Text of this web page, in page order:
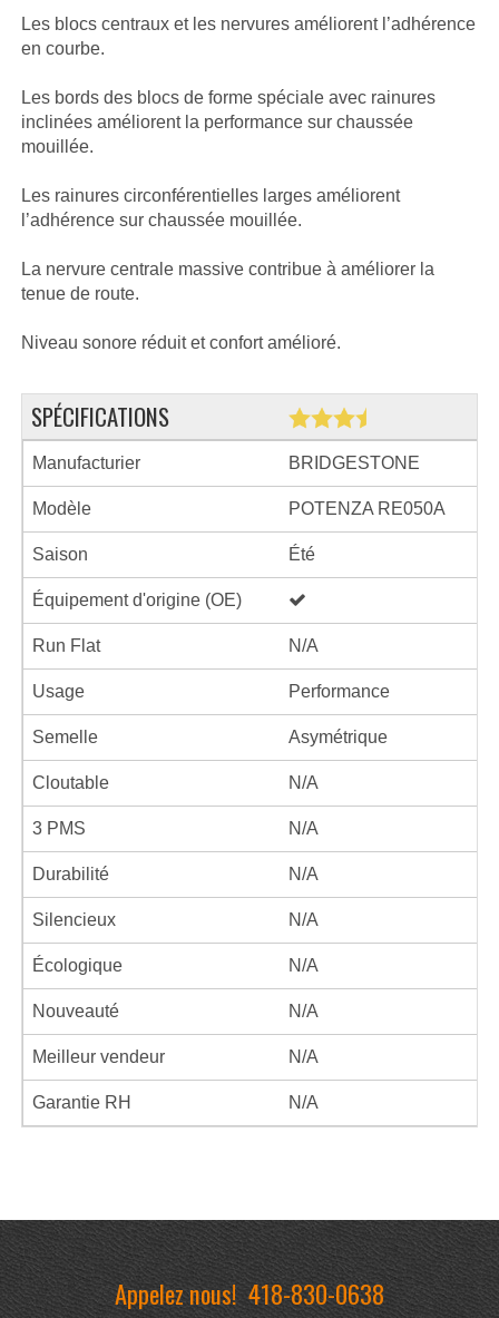
Les blocs centraux et les nervures améliorent l’adhérence
en courbe.
Les bords des blocs de forme spéciale avec rainures
inclinées améliorent la performance sur chaussée
mouillée.
Les rainures circonférentielles larges améliorent
l’adhérence sur chaussée mouillée.
La nervure centrale massive contribue à améliorer la
tenue de route.
Niveau sonore réduit et confort amélioré.
SPÉCIFICATIONS
Manufacturier BRIDGESTONE
Modèle POTENZA RE050A
Saison Été
Équipement d'origine (OE)
Run Flat N/A
Usage Performance
Semelle Asymétrique
Cloutable N/A
3 PMS N/A
Durabilité N/A
Silencieux N/A
Écologique N/A
Nouveauté N/A
Meilleur vendeur N/A
Garantie RH N/A
Appelez nous!418-830-0638